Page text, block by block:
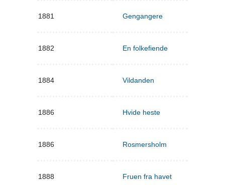
1881 Gengangere
1882 En folkefiende
1884 Vildanden
1886 Hvide heste
1886 Rosmersholm
1888 Fruen fra havet